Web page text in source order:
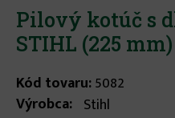
Pilový kotúč s
STIHL (225 mm)
Kód tovaru:5082
Výrobca: Stihl